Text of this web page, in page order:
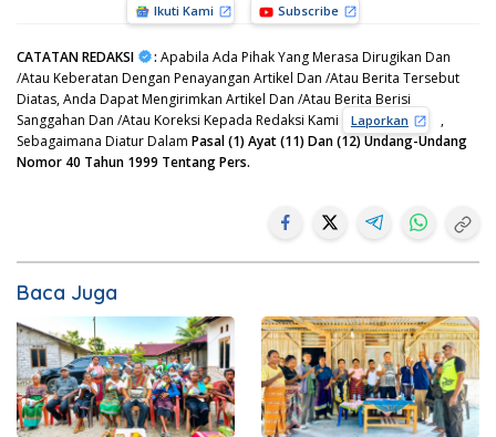
Ikuti Kami Subscribe
CATATAN REDAKSI : Apabila Ada Pihak Yang Merasa Dirugikan Dan
/Atau Keberatan Dengan Penayangan Artikel Dan /Atau Berita Tersebut
Diatas, Anda Dapat Mengirimkan Artikel Dan /Atau Berita Berisi
Sanggahan Dan /Atau Koreksi Kepada Redaksi Kami
Laporkan
,
Sebagaimana Diatur Dalam Pasal (1) Ayat (11) Dan (12) Undang-Undang
Nomor 40 Tahun 1999 Tentang Pers.
Baca Juga